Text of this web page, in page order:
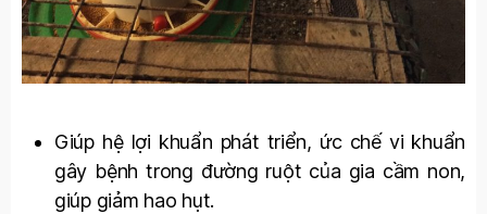
Giúp hệ lợi khuẩn phát triển, ức chế vi khuẩn
gây bệnh trong đường ruột của gia cầm non,
giúp giảm hao hụt.